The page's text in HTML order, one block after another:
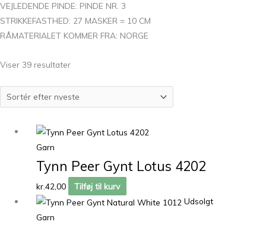
VEJLEDENDE PINDE: PINDE NR. 3
STRIKKEFASTHED: 27 MASKER = 10 CM
RÅMATERIALET KOMMER FRA: NORGE
Viser 39 resultater
Garn
Tynn Peer Gynt Lotus 4202
kr.42,00
Tilføj til kurv
Udsolgt
Garn